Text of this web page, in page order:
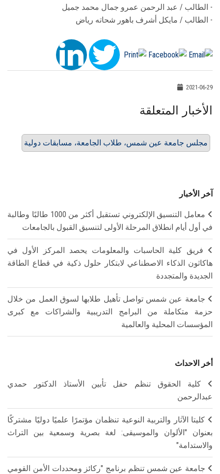
- الطالب / عبد الرحمن عمرو جمال محمد جميل
- الطالب / مايكل أشرف باهور شحاته رياض
2021-06-29
الأخبار المتعلقة
مجلس جامعة عين شمس، طلاب الجامعة، مسابقات دولية
آخر الأخبار
معامل التنسيق الإلكتروني تستقبل أكثر من 1000 طالبًا وطالبة
في أول أيام انطلاق المرحلة الأولى لتنسيق القبول بالجامعات
فريق كلية الحاسبات والمعلومات يحصد المركز الأول في
هاكاثون الذكاء الاصطناعي لابتكار حلول ذكية في قطاع الطاقة
الجديدة والمتجددة
جامعة عين شمس تواصل تأهيل طلابها لسوق العمل من خلال
حزمة متكاملة من البرامج التدريبية والشراكات مع كبرى
المؤسسات المحلية والعالمية
أخر الاحداث
كلية الحقوق تنظم حفل تأبين الأستاذ الدكتور حمدي
عبدالرحمن
كليتا الآثار والتربية النوعية تنظمان مؤتمرًا علميًا دوليًا مشتركًا
بعنوان "الألوان والموسيقى: لغة بصرية وسمعية بين التراث
والاستدامة"
جامعة عين شمس تنظم برنامج "ركائز ومحددات الأمن القومي